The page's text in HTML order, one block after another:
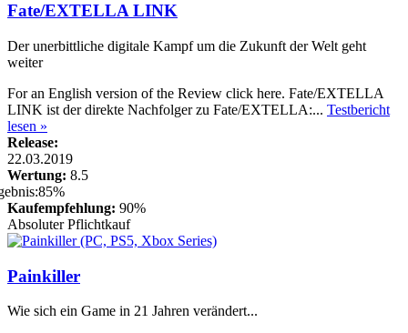
Fate/EXTELLA LINK
Der unerbittliche digitale Kampf um die Zukunft der Welt geht
weiter
For an English version of the Review click here. Fate/EXTELLA
LINK ist der direkte Nachfolger zu Fate/EXTELLA:... Testbericht
lesen »
Release:
22.03.2019
Wertung: 8.5
Kaufempfehlung: 90%
Absoluter Pflichtkauf
Painkiller
Wie sich ein Game in 21 Jahren verändert...